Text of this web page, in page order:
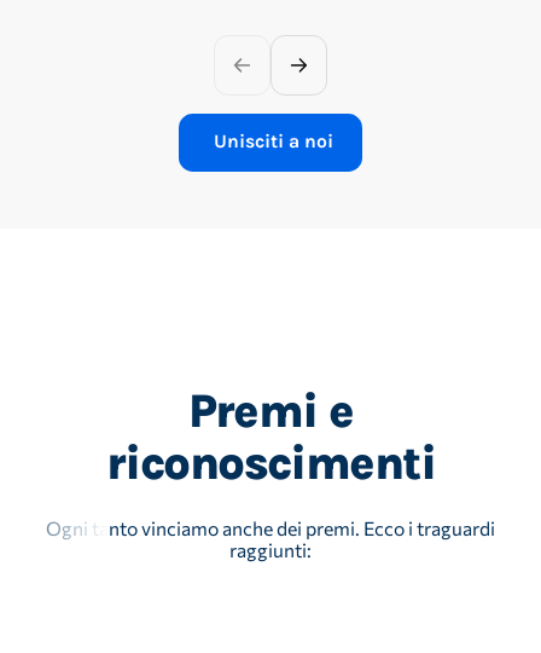
Unisciti a noi
Premi e
riconoscimenti
Ogni tanto vinciamo anche dei premi. Ecco i traguardi
raggiunti: